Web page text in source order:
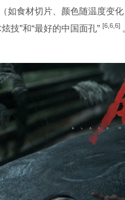
如食材切片、颜色随温度变
技”和“最好的中国面孔” [6,6,6]